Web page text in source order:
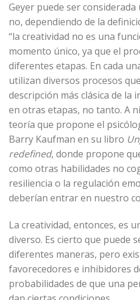
Geyer puede ser
no, dependiendo de la
“la creatividad no es una
momento único, ya que el
diferentes etapas. En cada
utilizan diversos procesos
descripción más clásica de la
en otras etapas, no tanto. A
teoría que propone el
Barry Kaufman en su libro
redefined, donde propone
como otras habilidades no
resiliencia o la regulación
deberían entrar en nuestro
La creatividad, entonces, es
diverso. Es cierto que puede
diferentes maneras, pero
favorecedores e inhibidores
probabilidades de que una